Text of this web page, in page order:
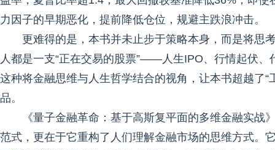
力因子的早期恶化，提前降低仓位，规避主跌浪冲击。
更难得的是，本书并未止步于策略本身，而是将思
人都是一支“正在交易的股票”——人生IPO、行情起伏
这种将金融思维与人生哲学结合的视角，让本书超越了
品。
《量子金融革命：基于高斯复平面的多维金融实
范式，更在于它重构了人们理解金融市场的思维方式。